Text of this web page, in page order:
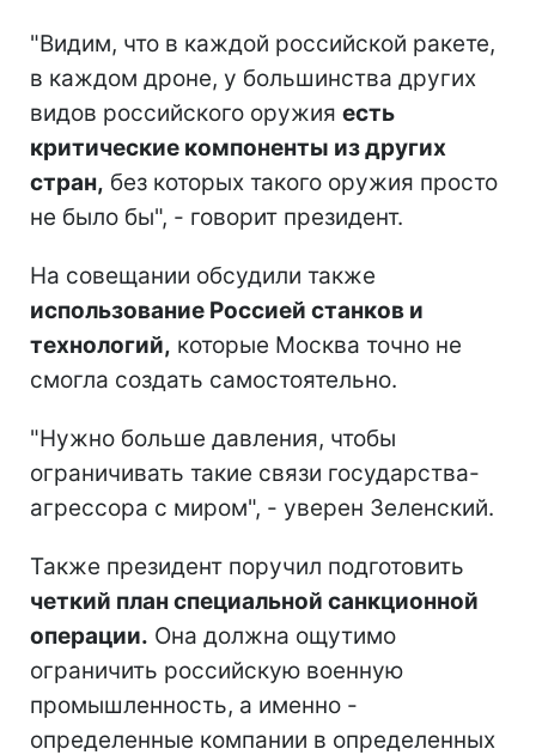
"Видим, что в каждой российской ракете,
в каждом дроне, у большинства других
видов российского оружия есть
критические компоненты из других
стран, без которых такого оружия просто
не было бы", - говорит президент.
На совещании обсудили также
использование Россией станков и
технологий, которые Москва точно не
смогла создать самостоятельно.
"Нужно больше давления, чтобы
ограничивать такие связи государства-
агрессора с миром", - уверен Зеленский.
Также президент поручил подготовить
четкий план специальной санкционной
операции. Она должна ощутимо
ограничить российскую военную
промышленность, а именно -
определенные компании в определенных